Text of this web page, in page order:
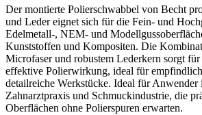
Der montierte Polierschwabbel von Becht
und Leder eignet sich für die Fein- und
Edelmetall-, NEM- und
Kunststoffen und Kompositen. Die
Microfaser und robustem Lederkern sorgt für
effektive Polierwirkung, ideal für
detailreiche Werkstücke. Ideal für Anwender
Zahnarztpraxis und Schmuckindustrie, die
Oberflächen ohne Polierspuren erwarten.